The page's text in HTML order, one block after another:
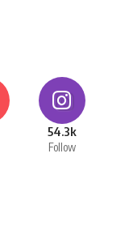
54.3k
Follow